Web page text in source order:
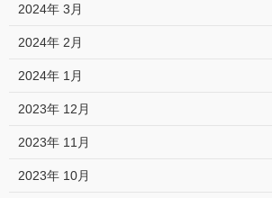
2024年 3月
2024年 2月
2024年 1月
2023年 12月
2023年 11月
2023年 10月